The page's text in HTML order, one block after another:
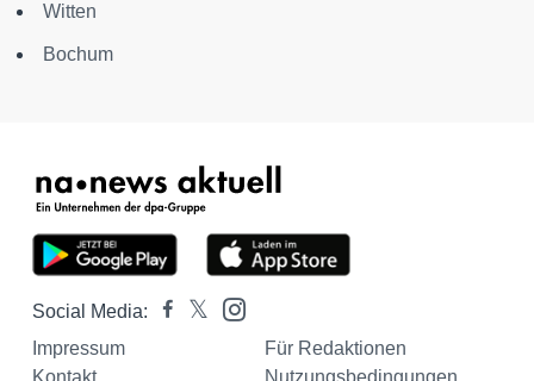
Witten
Bochum
Social Media:
Impressum
Für Redaktionen
Kontakt
Nutzungsbedingungen